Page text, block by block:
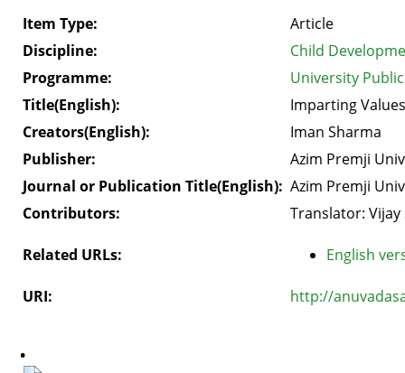
Item Type:
Article
Discipline:
Child
Programme:
University
Title(English):
Imparting
Creators(English):
Iman Sharma
Publisher:
Azim Premji
Journal or Publication Title(English): Azim Premji
Contributors:
Translator: Vijay
Related URLs: English
URI: http://
.